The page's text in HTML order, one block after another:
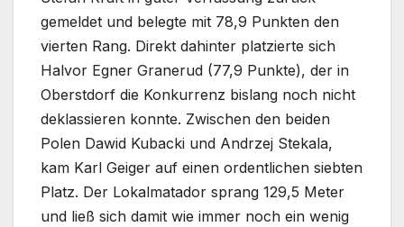
gemeldet und belegte mit 78,9 Punkten den
vierten Rang. Direkt dahinter platzierte sich
Halvor Egner Granerud (77,9 Punkte), der in
Oberstdorf die Konkurrenz bislang noch nicht
deklassieren konnte. Zwischen den beiden
Polen Dawid Kubacki und Andrzej Stekala,
kam Karl Geiger auf einen ordentlichen siebten
Platz. Der Lokalmatador sprang 129,5 Meter
und ließ sich damit wie immer noch ein wenig